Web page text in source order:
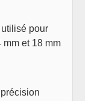
utilisé pour
et 18 mm